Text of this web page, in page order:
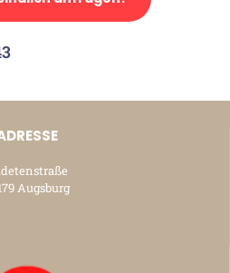
Augsburg